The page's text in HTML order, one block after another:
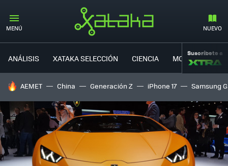
MENÚ NUEVO
ANÁLISIS XATAKA SELECCIÓN CIENCIA MOVILIDAD
Suscríbete a
HOY SE HABLA DE
AEMET China Generación Z iPhone 17 Samsung